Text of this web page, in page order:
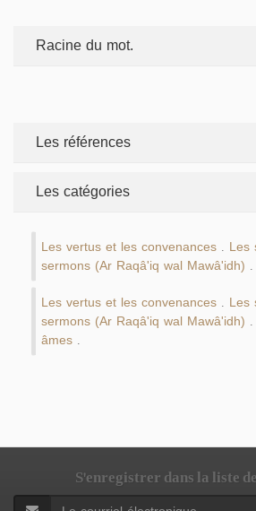
Racine du mot.
Les références
Les catégories
Les vertus et les convenances Les
sermons (Ar Raqâ'iq wal Mawâ'idh)
Les vertus et les convenances Les
sermons (Ar Raqâ'iq wal Mawâ'idh)
âmes
S'enregistrer dans la liste